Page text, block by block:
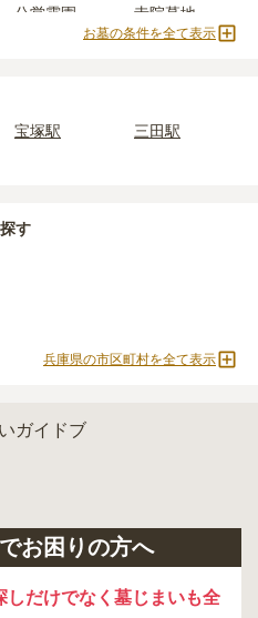
める儀式のための費用。僧侶に渡
によって大きく変わるため、見
請求でも各霊園の詳しい料金案
をご確認いただくか、資料請求
公営霊園
寺院墓地
3人用区画あり
お墓の条件を全て表示
宝塚駅
三田駅
す
兵庫県の市区町村を全て表示
お困りの方へ
しだけでなく墓じまいも全